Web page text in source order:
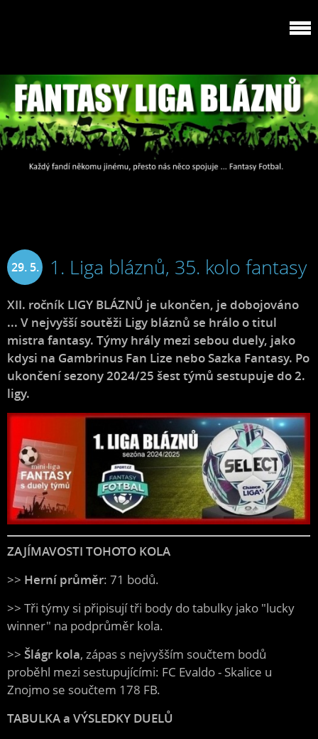
29. 5.
2025
1. Liga bláznů, 35. kolo fantasy
XII. ročník LIGY BLÁZNŮ je ukončen, je dobojováno
... V nejvyšší soutěži Ligy bláznů se hrálo o titul
mistra fantasy. Týmy hrály mezi sebou duely, jako
kdysi na Gambrinus Fan Lize nebo Sazka Fantasy. Po
ukončení sezony 2024/25 šest týmů sestupuje do 2.
ligy.
ZAJÍMAVOSTI TOHOTO KOLA
>> Herní průměr: 71 bodů.
>> Tři týmy si připisují tři body do tabulky jako "lucky
winner" na podprůměr kola.
>> Šlágr kola, zápas s nejvyšším součtem bodů
proběhl mezi sestupujícími: FC Evaldo - Skalice u
Znojmo se součtem 178 FB.
TABULKA a VÝSLEDKY DUELŮ